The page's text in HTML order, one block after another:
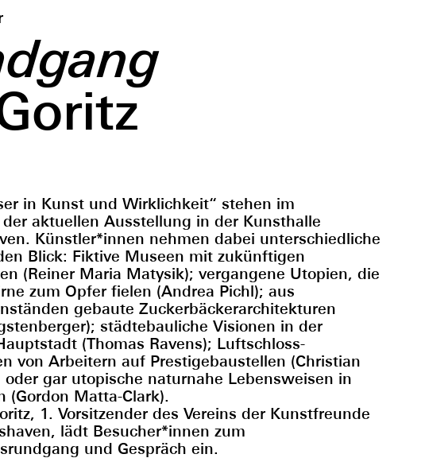
in Kunst und Wirklichkeit“ stehen im
aktuellen Ausstellung in der Kunsthalle
Künstler*innen nehmen dabei unterschiedliche
Blick: Fiktive Museen mit zukünftigen
(Reiner Maria Matysik); vergangene Utopien, die
zum Opfer fielen (Andrea Pichl); aus
gebaute Zuckerbäckerarchitekturen
städtebauliche Visionen in der
(Thomas Ravens); Luftschloss-
von Arbeitern auf Prestigebaustellen (Christian
gar utopische naturnahe Lebensweisen in
(Gordon Matta-Clark).
1. Vorsitzender des Vereins der Kunstfreunde
lädt Besucher*innen zum
und Gespräch ein.